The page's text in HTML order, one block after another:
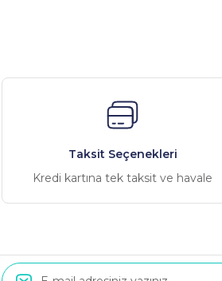
Taksit Seçenekleri
Kredi kartına tek taksit ve havale